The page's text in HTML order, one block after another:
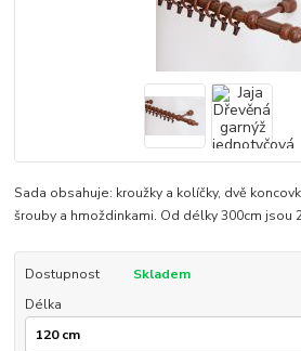
Sada obsahuje: kroužky a kolíčky, dvě
šrouby a hmoždinkami. Od délky 300cm jsou
Dostupnost
Skladem
Délka